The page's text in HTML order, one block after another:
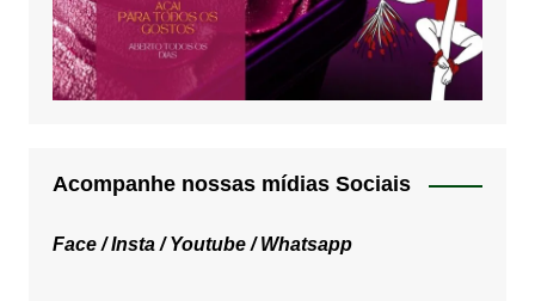
Acompanhe nossas mídias Sociais
Face /Insta /Youtube /Whatsapp